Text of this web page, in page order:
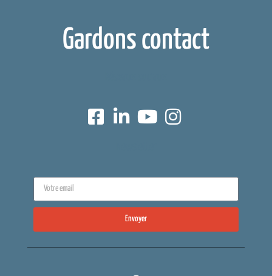
Gardons contact
Envoyer